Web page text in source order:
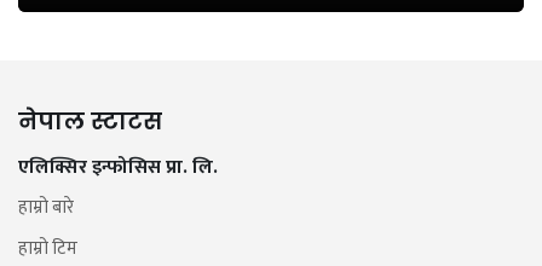
नेपाल स्टाटस
एलिक्सिर इन्फोसिस प्रा. लि.
हाम्रो बारे
हाम्रो टिम